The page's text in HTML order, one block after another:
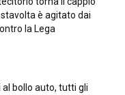
è agitato dai
la Lega
al bollo auto, tutti gli